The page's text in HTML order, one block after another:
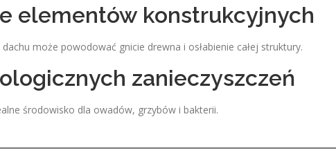
elementów konstrukcyjnych
może powodować gnicie drewna i osłabienie całej struktury.
zanieczyszczeń
środowisko dla owadów, grzybów i bakterii.